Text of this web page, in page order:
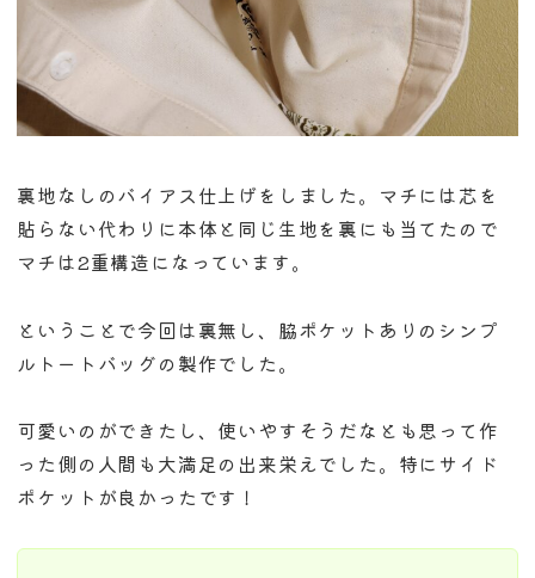
裏地なしのバイアス仕上げをしました。マチには芯を
貼らない代わりに本体と同じ生地を裏にも当てたので
マチは2重構造になっています。
ということで今回は裏無し、脇ポケットありのシンプ
ルトートバッグの製作でした。
可愛いのができたし、使いやすそうだなとも思って作
った側の人間も大満足の出来栄えでした。特にサイド
ポケットが良かったです！